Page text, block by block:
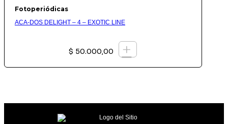
Fotoperiódicas
ACA-DOS DELIGHT – 4 – EXOTIC LINE
$ 50.000,00 +